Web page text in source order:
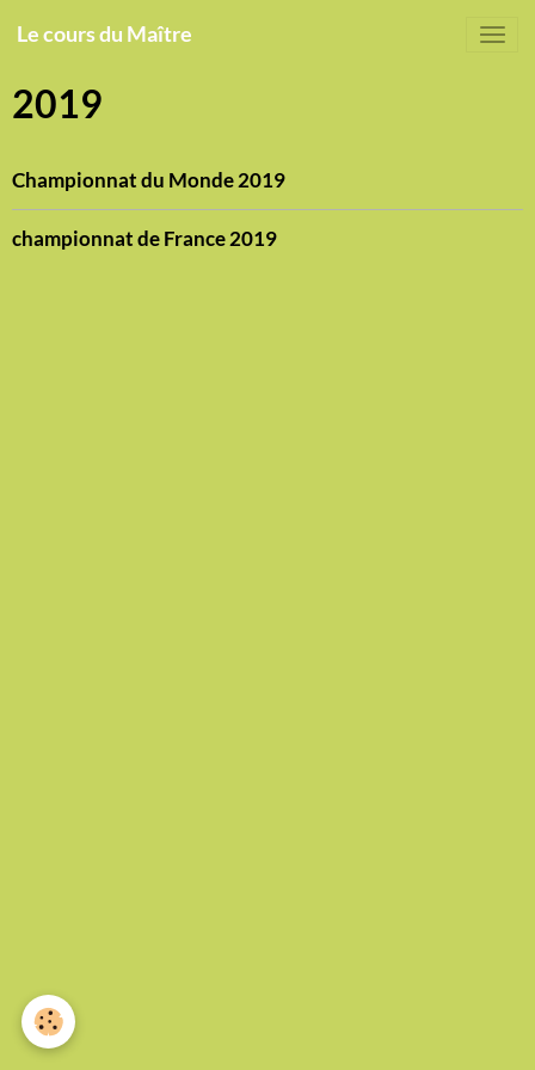
Le cours du Maître
2019
Championnat du Monde 2019
championnat de France 2019